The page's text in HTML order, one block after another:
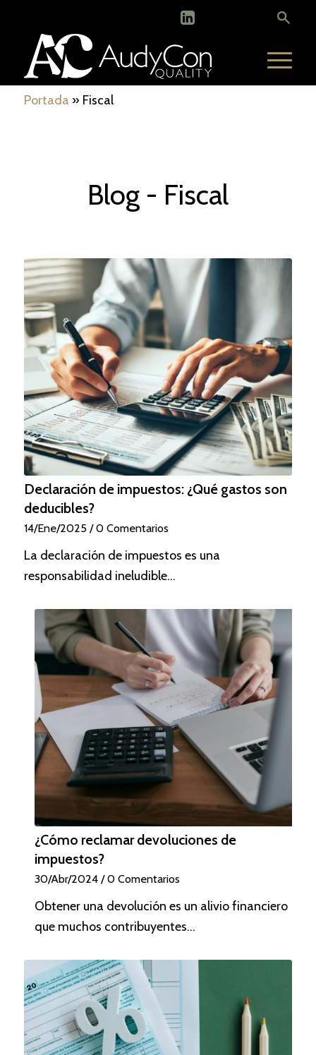
Portada » Fiscal
Blog - Fiscal
Declaración de impuestos: ¿Qué gastos son
deducibles?
14/Ene/2025 / 0 Comentarios
La declaración de impuestos es una
responsabilidad ineludible…
¿Cómo reclamar devoluciones de
impuestos?
30/Abr/2024 / 0 Comentarios
Obtener una devolución es un alivio financiero
que muchos contribuyentes…